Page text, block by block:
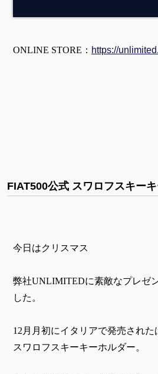
ONLINE STORE： https://
FIAT500公式 スワロフスキー
今日はクリスマス
弊社UNLIMITEDに素敵なプレゼ
した。
12月月初にイタリアで発売された
スワロフスキーキーホルダー。